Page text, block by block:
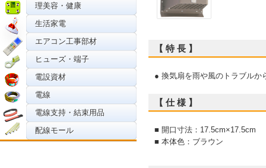
理美容・健康
生活家電
エアコン工事部材
ヒューズ・端子
電設資材
電線
電線支持・結束用品
配線モール
【 特 長 】
● 換気扇を雨や風のトラブルか
【 仕 様 】
■ 開口寸法：17.5cm×17.5cm
■ 本体色：ブラウン